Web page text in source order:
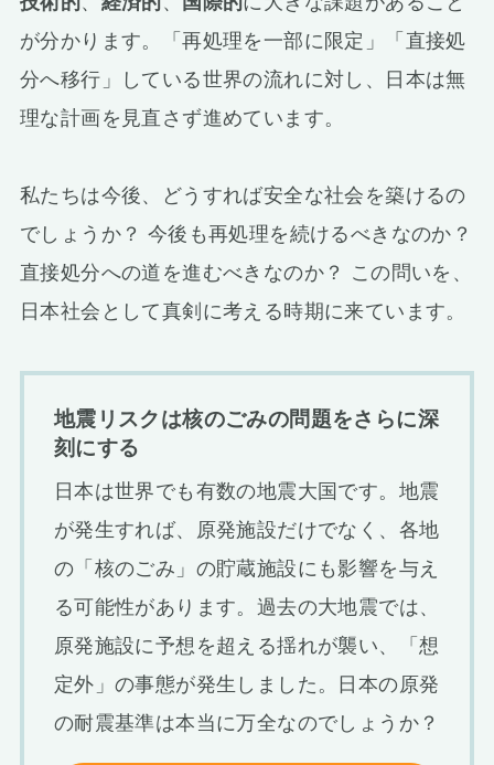
が分かります。「再処理を一部に限定」「直接処
分へ移行」している世界の流れに対し、日本は無
理な計画を見直さず進めています。
私たちは今後、どうすれば安全な社会を築けるの
でしょうか？ 今後も再処理を続けるべきなのか？
直接処分への道を進むべきなのか？ この問いを、
日本社会として真剣に考える時期に来ています。
地震リスクは核のごみの問題をさらに深
刻にする
日本は世界でも有数の地震大国です。地震
が発生すれば、原発施設だけでなく、各地
の「核のごみ」の貯蔵施設にも影響を与え
る可能性があります。過去の大地震では、
原発施設に予想を超える揺れが襲い、「想
定外」の事態が発生しました。日本の原発
の耐震基準は本当に万全なのでしょうか？